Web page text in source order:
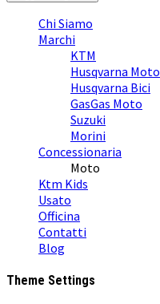
Chi Siamo
Marchi
KTM
Husqvarna Moto
Husqvarna Bici
GasGas Moto
Suzuki
Morini
Concessionaria
Moto
Ktm Kids
Usato
Officina
Contatti
Blog
Theme Settings